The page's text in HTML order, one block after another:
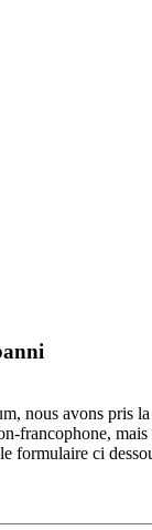
nous avons pris
francophone,
formulaire ci